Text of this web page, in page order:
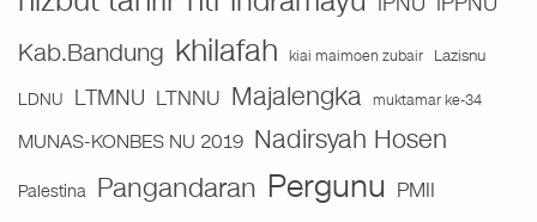
Kab.Bandung khilafah kiai maimoen zubair
Lazisnu
LDNU LTMNU LTNNU Majalengka muktamar ke-34
MUNAS-KONBES NU 2019 Nadirsyah Hosen
Palestina Pangandaran Pergunu PMII